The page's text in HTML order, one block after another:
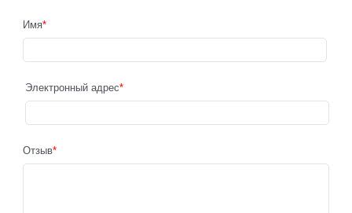
Имя
Электронный адрес
Отзыв